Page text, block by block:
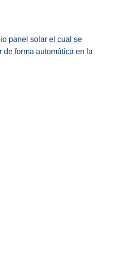
panel solar el cual se
forma automática en la